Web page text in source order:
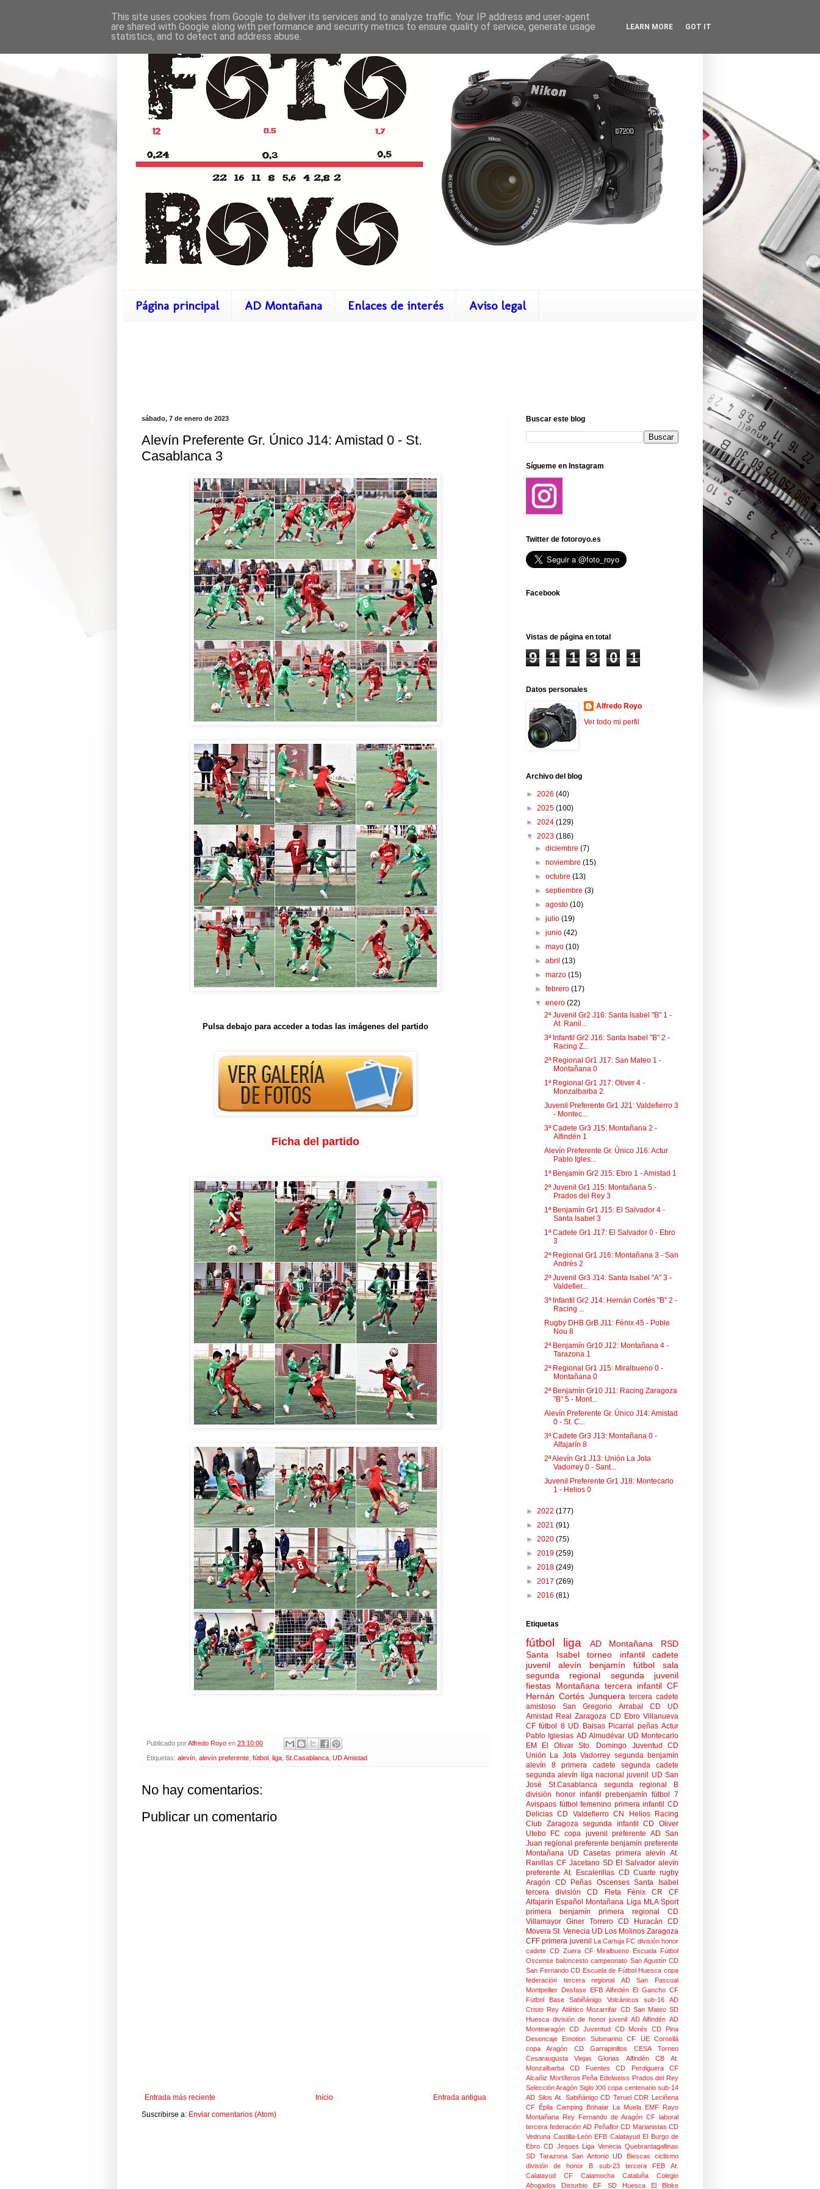
Página principal AD Montañana Enlaces de interés Aviso legal
sábado, 7 de enero de 2023
Alevín Preferente Gr. Único J14: Amistad 0 - St.
Casablanca 3
Pulsa debajo para acceder a todas las imágenes del partido
Ficha del partido
Publicado porAlfredo Royo en 23:10:00
Etiquetas: alevín alevín preferente fútbol liga St.Casablanca UD Amistad
No hay comentarios:
Publicar un comentario
Entrada más reciente Entrada antigua
Inicio
Suscribirse a: Enviar comentarios (Atom)
Buscar este blog
Sígueme en Instagram
Twitter de fotoroyo.es
Facebook
Vistas de página en total
9 1 1 3 0 1
Datos personales
Alfredo Royo
Ver todo mi perfil
Archivo del blog
► 2026 (40)
► 2025 (100)
► 2024 (129)
▼ 2023 (186)
►diciembre(7)
►noviembre(15)
►octubre(13)
►septiembre(3)
►agosto(10)
►julio(19)
►junio(42)
►mayo(10)
►abril(13)
►marzo(15)
►febrero(17)
▼enero(22)
2ª Juvenil Gr2 J16: Santa Isabel "B" 1 -
At. Ranil...
3ª Infantil Gr2 J16: Santa Isabel "B" 2 -
Racing Z...
2ª Regional Gr1 J17: San Mateo 1 -
Montañana 0
1ª Regional Gr1 J17: Oliver 4 -
Monzalbarba 2
Juvenil Preferente Gr1 J21: Valdefierro 3
- Montec...
3ª Cadete Gr3 J15: Montañana 2 -
Alfindén 1
Alevín Preferente Gr. Único J16: Actur
Pablo Igles...
1ª Benjamín Gr2 J15: Ebro 1 - Amistad 1
2ª Juvenil Gr1 J15: Montañana 5 -
Prados del Rey 3
1ª Benjamín Gr1 J15: El Salvador 4 -
Santa Isabel 3
1ª Cadete Gr1 J17: El Salvador 0 - Ebro
3
2ª Regional Gr1 J16: Montañana 3 - San
Andrés 2
2ª Juvenil Gr3 J14: Santa Isabel "A" 3 -
Valdefier...
3ª Infantil Gr2 J14: Hernán Cortés "B" 2 -
Racing ...
Rugby DHB GrB J11: Fénix 45 - Poble
Nou 8
2ª Benjamín Gr10 J12: Montañana 4 -
Tarazona 1
2ª Regional Gr1 J15: Miralbueno 0 -
Montañana 0
2ª Benjamín Gr10 J11: Racing Zaragoza
"B" 5 - Mont...
Alevín Preferente Gr. Único J14: Amistad
0 - St. C...
3ª Cadete Gr3 J13: Montañana 0 -
Alfajarín 8
2ª Alevín Gr1 J13: Unión La Jota
Vadorrey 0 - Sant...
Juvenil Preferente Gr1 J18: Montecarlo
1 - Helios 0
► 2022 (177)
► 2021 (91)
► 2020 (75)
► 2019 (259)
► 2018 (249)
► 2017 (269)
► 2016 (81)
Etiquetas
fútbol liga AD Montañana
RSD
Santa Isabel
torneo infantil
cadete
juvenil
alevín benjamín
fútbol sala
segunda regional
segunda juvenil
fiestas Montañana tercera infantil CF
Hernán Cortés Junquera tercera cadete
amistoso
San Gregorio Arrabal CD
UD
Amistad
Real Zaragoza CD Ebro Villanueva
CF fútbol 8 UD Balsas Picarral peñas Actur
Pablo Iglesias AD Almudévar UD Montecarlo
EM El Olivar Sto. Domingo Juventud
CD
Unión La Jota Vadorrey segunda benjamín
alevín 8
primera cadete
segunda cadete
segunda alevín
liga nacional juvenil
UD San
José
St.Casablanca
segunda regional B
división honor infantil
prebenjamín fútbol 7
Avispaos fútbol femenino primera infantil
CD
Delicias CD Valdefierro CN Helios
Racing
Club Zaragoza segunda infantil
CD Oliver
Utebo FC copa juvenil preferente AD San
Juan regional preferente benjamín preferente
Montañana UD Casetas primera alevín At.
Ranillas CF Jacetano SD El Salvador alevín
preferente At. Escalerillas CD Cuarte rugby
Aragón
CD Peñas Oscenses Santa Isabel
tercera división
CD Fleta Fénix CR
CF
Alfajarín Español Montañana Liga MLA Sport
primera benjamín
primera regional
CD
Villamayor Giner Torrero CD Huracán
CD
Movera St. Venecia UD Los Molinos Zaragoza
CFF primera juvenil La Cartuja FC división honor
cadete CD Zuera CF Miralbueno Escuela Fútbol
Oscense baloncesto campeonato San Agustín CD
San Fernando CD Escuela de Fútbol Huesca copa
federación
tercera regional
AD San Pascual
Montpellier Desfase EFB Alfindén El Gancho CF
Fútbol Base Sabiñánigo
Volcánicos sub-16
AD
Cristo Rey Atlético Mozarrifar CD San Mateo SD
Huesca división de honor juvenil AD Alfindén AD
Montearagón CD Juventud CD Morés
CD Pina
Desencaje
Emotion Submarino CF
UE Cornellá
copa Aragón
CD Garrapinillos CESA
Torneo
Cesaraugusta
Viejas Glorias Alfindén CB
At.
Monzalbarba
CD Fuentes CD Perdiguera
CF
Alcañiz Mortíferos Peña Edelweiss Prados del Rey
Selección Aragón Siglo XXI copa centenario sub-14
AD Silos At. Sabiñánigo CD Teruel CDR Leciñena
CF Épila Camping Bohalar La Muela EMF Rayo
Montañana Rey Fernando de Aragón CF laboral
tercera federación AD Peñaflor CD Marianistas CD
Vedruna Castilla-León EFB Calatayud El Burgo de
Ebro CD Jeques Liga Venecia Quebrantagallinas
SD Tarazona San Antonio UD Biescas
ciclismo
división de honor B
sub-23 tercera FEB
At.
Calatayud
CF Calamocha Cataluña
Colegio
Abogados
Disturbio EF SD Huesca El Bloke
This site uses cookies from Google to deliver its services and to analyze traffic. Your IP address and user-agent
are shared with Google along with performance and security metrics to ensure quality of service, generate usage
statistics, and to detect and address abuse.
LEARN MORE GOT IT